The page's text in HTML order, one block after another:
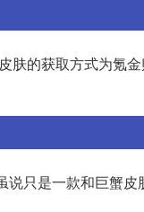
肤的获取方式为氪
只是一款和巨蟹